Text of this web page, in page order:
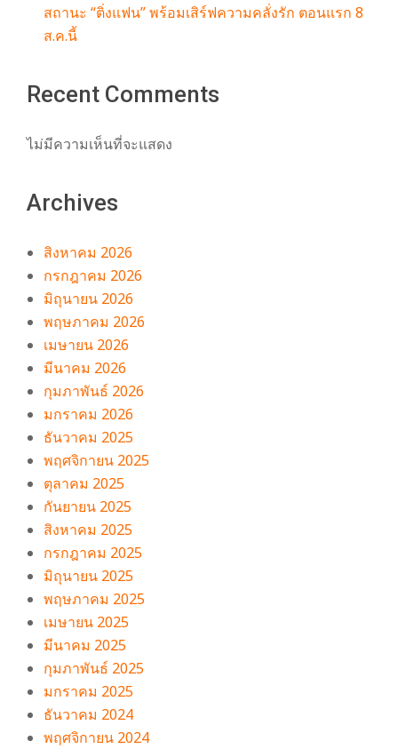
สถานะ “ติ่งแฟน” พร้อมเสิร์ฟความคลั่งรัก ตอนแรก 8
ส.ค.นี้
Recent Comments
ไม่มีความเห็นที่จะแสดง
Archives
สิงหาคม 2026
กรกฎาคม 2026
มิถุนายน 2026
พฤษภาคม 2026
เมษายน 2026
มีนาคม 2026
กุมภาพันธ์ 2026
มกราคม 2026
ธันวาคม 2025
พฤศจิกายน 2025
ตุลาคม 2025
กันยายน 2025
สิงหาคม 2025
กรกฎาคม 2025
มิถุนายน 2025
พฤษภาคม 2025
เมษายน 2025
มีนาคม 2025
กุมภาพันธ์ 2025
มกราคม 2025
ธันวาคม 2024
พฤศจิกายน 2024